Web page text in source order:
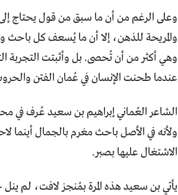
وعلى الرغم من أن ما سبق من قول يحتاج إلى
والمريحة للذهن، إلا أن ما يُسعف كل باحث
وهي أكثر من أن تُحصى. بل وأثبتت التجربة
عندما طحنت الإنسان في عُمان الفتن
الشاعر العُماني إبراهيم بن سعيد عُرف في
ولأنه في الأصل باحث مغرم بالجمال أينما
الاشتغال عليها بصبر.
يأتي بن سعيد هذه المرة بمُنجز لافت، لم